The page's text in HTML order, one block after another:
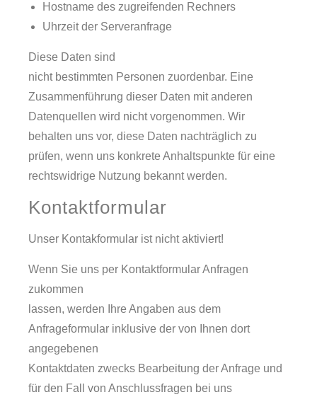
Hostname des zugreifenden Rechners
Uhrzeit der Serveranfrage
Diese Daten sind
nicht bestimmten Personen zuordenbar. Eine
Zusammenführung dieser Daten mit anderen
Datenquellen wird nicht vorgenommen. Wir
behalten uns vor, diese Daten nachträglich zu
prüfen, wenn uns konkrete Anhaltspunkte für eine
rechtswidrige Nutzung bekannt werden.
Kontaktformular
Unser Kontakformular ist nicht aktiviert!
Wenn Sie uns per Kontaktformular Anfragen
zukommen
lassen, werden Ihre Angaben aus dem
Anfrageformular inklusive der von Ihnen dort
angegebenen
Kontaktdaten zwecks Bearbeitung der Anfrage und
für den Fall von Anschlussfragen bei uns